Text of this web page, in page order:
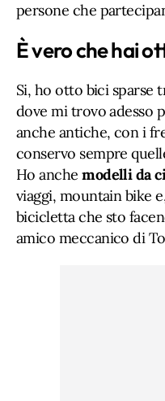
persone che
È vero che hai
Si, ho otto bici sparse
dove mi trovo adesso
anche antiche, con i
conservo sempre
Ho anchemodelli da
viaggi, mountain bike
bicicletta che sto
amico meccanico di